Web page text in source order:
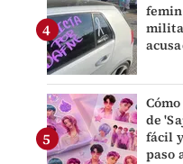
de
fácil
paso